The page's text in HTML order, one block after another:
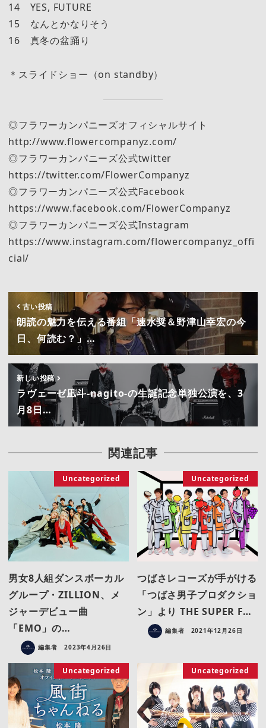
14 YES, FUTURE
15 なんとかなりそう
16 真冬の盆踊り
＊スライドショー（on standby）
◎フラワーカンパニーズオフィシャルサイト
http://www.flowercompanyz.com/
◎フラワーカンパニーズ公式twitter
https://twitter.com/FlowerCompanyz
◎フラワーカンパニーズ公式Facebook
https://www.facebook.com/FlowerCompanyz
◎フラワーカンパニーズ公式Instagram
https://www.instagram.com/flowercompanyz_offi
cial/
古い投稿
朗読の魅力を伝える番組「速水奨＆野津山幸宏の今
日、何読む？」…
新しい投稿
ラヴェーゼ凪斗-nagito-の生誕記念単独公演を、3
月8日…
関連記事
Uncategorized
男女8人組ダンスボーカル
グループ・ZILLION、メ
ジャーデビュー曲
「EMO」の…
編集者 2023年4月26日
Uncategorized
つばさレコーズが手がける
「つばさ男子プロダクショ
ン」より THE SUPER F…
編集者 2021年12月26日
Uncategorized Uncategorized